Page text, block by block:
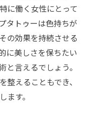
に働く女性にとって
タトゥーは色持ちが
の効果を持続させる
に美しさを保ちたい
と言えるでしょう。
整えることもでき、
ます。